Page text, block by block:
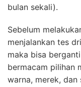
bulan sekali).
Sebelum
menjalankan tes
maka bisa
bermacam pilihan
warna, merek, dan